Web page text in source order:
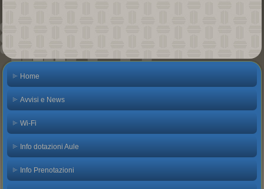
Home
Avvisi e News
Wi-Fi
Info dotazioni Aule
Info Prenotazioni